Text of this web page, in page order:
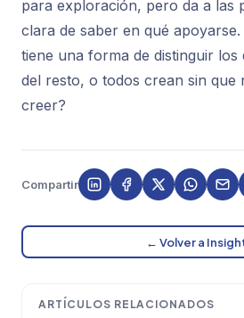
para exploración, pero da a las
clara de saber en qué
tiene una forma de distinguir los
del resto, o todos crean sin que
creer?
Compartir
← Volver a
ARTÍCULOS RELACIONADOS